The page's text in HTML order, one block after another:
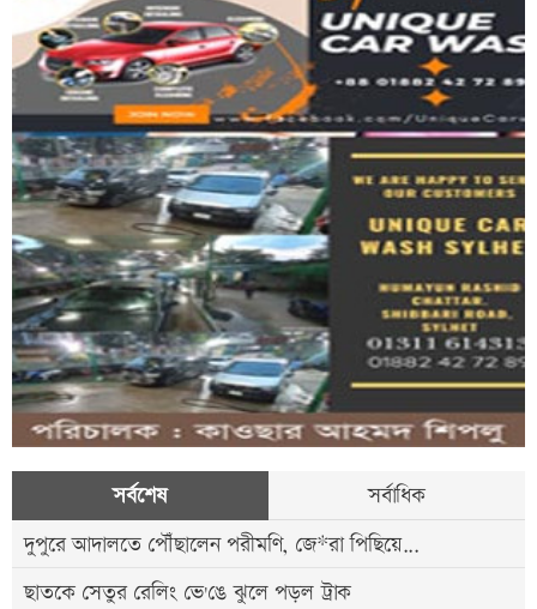
সর্বশেষ
সর্বাধিক
দুপুরে আদালতে পৌঁছালেন পরীমণি, জে*রা পিছিয়ে...
ছাতকে সেতুর রেলিং ভে'ঙে ঝুলে পড়ল ট্রাক